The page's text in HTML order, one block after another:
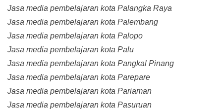
Jasa media pembelajaran kota Palangka Raya
Jasa media pembelajaran kota Palembang
Jasa media pembelajaran kota Palopo
Jasa media pembelajaran kota Palu
Jasa media pembelajaran kota Pangkal Pinang
Jasa media pembelajaran kota Parepare
Jasa media pembelajaran kota Pariaman
Jasa media pembelajaran kota Pasuruan